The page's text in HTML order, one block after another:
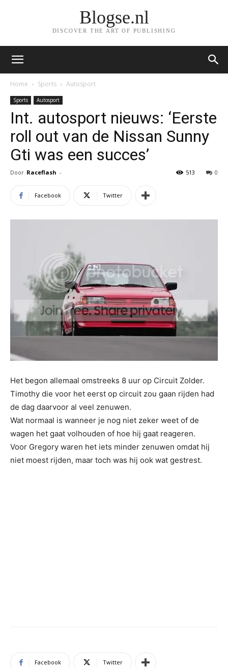
Blogse.nl
DISCOVER THE ART OF PUBLISHING
Home Sports Autosport
Sports Autosport
Int. autosport nieuws: ‘Eerste
roll out van de Nissan Sunny
Gti was een succes’
Door Raceflash - 0
513
Facebook Twitter
Het begon allemaal omstreeks 8 uur op Circuit Zolder.
Timothy die voor het eerst op circuit zou gaan rijden had
de dag daarvoor al veel zenuwen.
Wat normaal is wanneer je nog niet zeker weet of de
wagen het gaat volhouden of hoe hij gaat reageren.
Voor Gregory waren het iets minder zenuwen omdat hij
niet moest rijden, maar toch was hij ook wat gestrest.
Facebook Twitter